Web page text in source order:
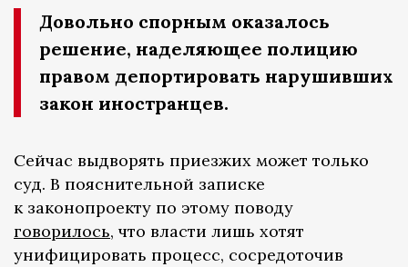
Довольно спорным оказалось
решение, наделяющее полицию
правом депортировать нарушивших
закон иностранцев.
Сейчас выдворять приезжих может только
суд. В пояснительной записке
к законопроекту по этому поводу
говорилось, что власти лишь хотят
унифицировать процесс, сосредоточив